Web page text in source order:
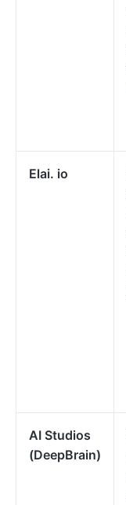
Elai. io
AI Studios
(DeepBrain)